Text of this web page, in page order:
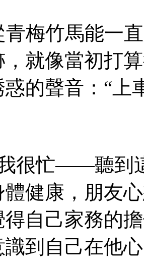
青梅竹馬能一
，就像當初打
惑的聲音：“上
很忙——聽到
體健康，朋友
得自己家務的
識到自己在他